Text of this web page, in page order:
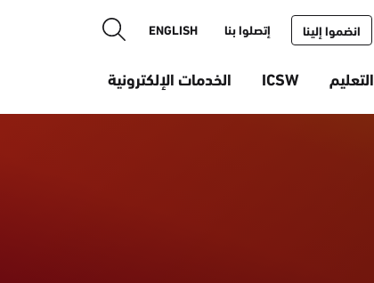
التعليم ICSW الخدمات الإلكترونية
انضموا إلينا إتصلوا بنا ENGLISH